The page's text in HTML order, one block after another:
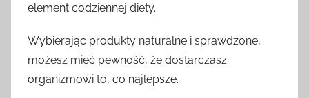
element codziennej diety.
Wybierając produkty naturalne i sprawdzone,
możesz mieć pewność, że dostarczasz
organizmowi to, co najlepsze.